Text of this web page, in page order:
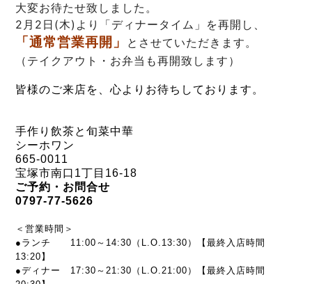
大変お待たせ致しました。
2月2日(木)より「ディナータイム」を再開し、
「通常営業再開」
とさせていただきます。
（テイクアウト・お弁当も再開致します）
皆様のご来店を、心よりお待ちしております。
手作り飲茶と旬菜中華
シーホワン
665-0011
宝塚市南口1丁目16-18
ご予約・お問合せ
0797-77-5626
＜営業時間＞
●ランチ 11:00～14:30（L.O.13:30）【最終入店時間
13:20】
●ディナー 17:30～21:30 （L.O.21:00）【最終入店時間